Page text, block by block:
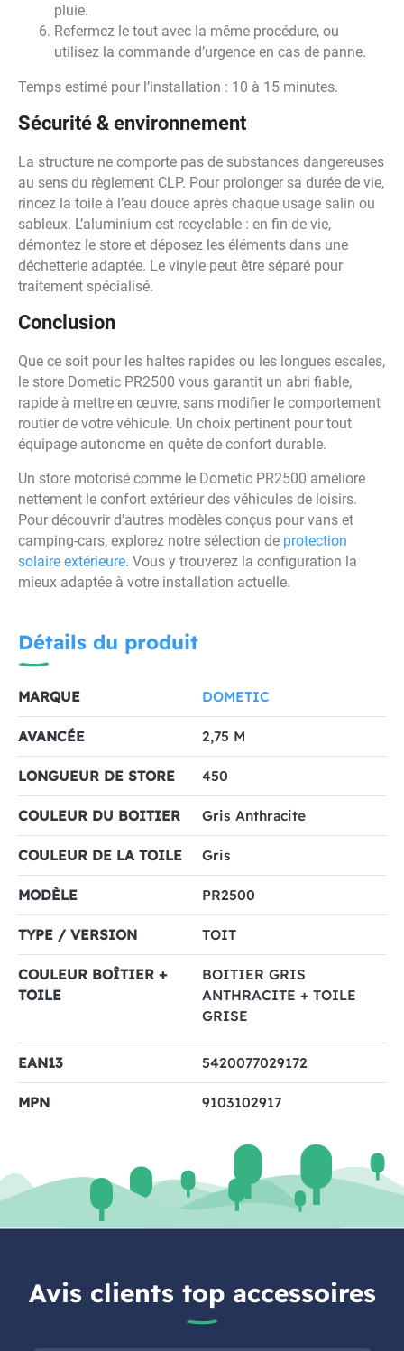
pluie.
Refermez le tout avec la même procédure, ou
utilisez la commande d’urgence en cas de panne.
Temps estimé pour l’installation : 10 à 15 minutes.
Sécurité & environnement
La structure ne comporte pas de substances dangereuses
au sens du règlement CLP. Pour prolonger sa durée de vie,
rincez la toile à l’eau douce après chaque usage salin ou
sableux. L’aluminium est recyclable : en fin de vie,
démontez le store et déposez les éléments dans une
déchetterie adaptée. Le vinyle peut être séparé pour
traitement spécialisé.
Conclusion
Que ce soit pour les haltes rapides ou les longues escales,
le store Dometic PR2500 vous garantit un abri fiable,
rapide à mettre en œuvre, sans modifier le comportement
routier de votre véhicule. Un choix pertinent pour tout
équipage autonome en quête de confort durable.
Un store motorisé comme le Dometic PR2500 améliore
nettement le confort extérieur des véhicules de loisirs.
Pour découvrir d'autres modèles conçus pour vans et
camping-cars, explorez notre sélection de protection
solaire extérieure. Vous y trouverez la configuration la
mieux adaptée à votre installation actuelle.
Détails du produit
MARQUE DOMETIC
AVANCÉE 2,75 M
LONGUEUR DE STORE 450
COULEUR DU BOITIER Gris Anthracite
COULEUR DE LA TOILE Gris
MODÈLE PR2500
TYPE / VERSION TOIT
COULEUR BOÎTIER +
TOILE
BOITIER GRIS
ANTHRACITE + TOILE
GRISE
EAN13 5420077029172
MPN 9103102917
Avis clients top accessoires